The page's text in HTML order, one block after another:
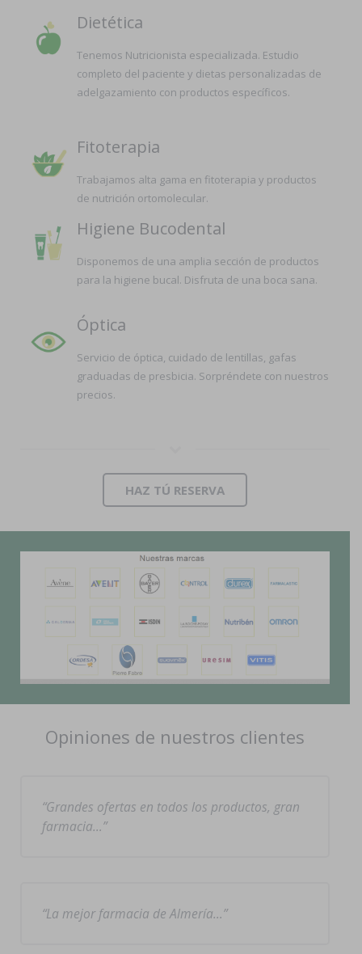
Dietética
Tenemos Nutricionista especializada. Estudio
completo del paciente y dietas personalizadas de
adelgazamiento con productos específicos.
Fitoterapia
Trabajamos alta gama en fitoterapia y productos
de nutrición ortomolecular.
Higiene Bucodental
Disponemos de una amplia sección de productos
para la higiene bucal. Disfruta de una boca sana.
Óptica
Servicio de óptica, cuidado de lentillas, gafas
graduadas de presbicia. Sorpréndete con nuestros
precios.
HAZ TÚ RESERVA
Opiniones de nuestros clientes
Grandes ofertas en todos los productos, gran
farmacia…
La mejor farmacia de Almería…